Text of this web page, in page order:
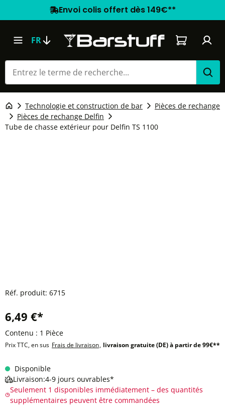
Envoi colis offert dès 149€**
FR Le panier
Technologie et construction de bar
Pièces de rechange
Pièces de rechange Delfin
Tube de chasse extérieur pour Delfin TS 1100
Réf. produit: 6715
6,49 €*
Contenu : 1 Pièce
Prix TTC, en sus Frais de livraison, livraison gratuite (DE) à partir de 99€**
Disponible
Livraison:4-9 jours ouvrables*
Seulement 1 disponibles immédiatement – des quantités
supplémentaires peuvent être commandées